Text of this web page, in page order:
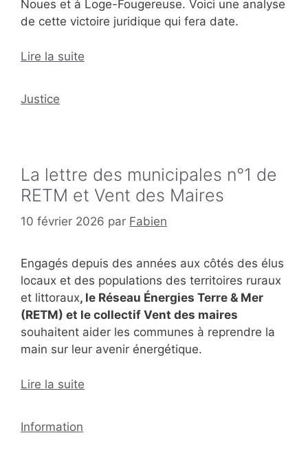
Noues et à Loge-Fougereuse. Voici une analyse
de cette victoire juridique qui fera date.
Lire la suite
Catégories
Justice
La lettre des municipales n°1 de
RETM et Vent des Maires
10 février 2026 par Fabien
Engagés depuis des années aux côtés des élus
locaux et des populations des territoires ruraux
et littoraux, le Réseau Énergies Terre & Mer
(RETM) et le collectif Vent des maires
souhaitent aider les communes à reprendre la
main sur leur avenir énergétique.
Lire la suite
Catégories
Information